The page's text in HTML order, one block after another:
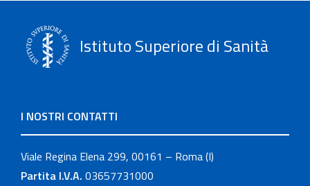
Istituto Superiore di Sanità
I NOSTRI CONTATTI
Viale Regina Elena 299, 00161 – Roma (I)
Partita I.V.A. 03657731000